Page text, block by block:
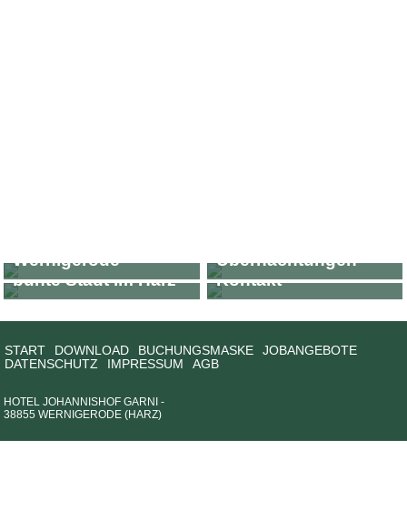
Wernigerode
Übernachtungen
Wernigerode, die
bunte Stadt im Harz
Ihr direkter
Kontakt
HOTEL JOHANNISHOF GARNI -
38855 WERNIGERODE (HARZ)
START DOWNLOAD BUCHUNGSMASKE
JOBANGEBOTE
DATENSCHUTZ
IMPRESSUM AGB